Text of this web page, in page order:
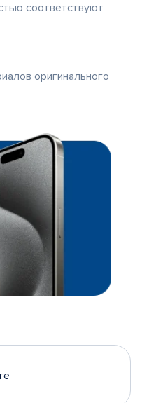
соответствуют
оригинального